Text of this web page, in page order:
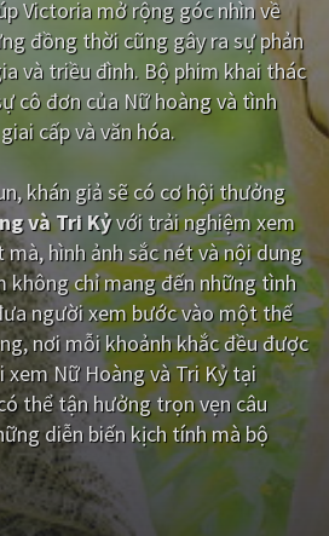
Gia đình
Lịch sử
Tiểu sử
DramaTV
Trung Quốc - Hồng Kông
Nhật Bản
Việt Nam
Victoria mở rộng góc nhìn về
đồng thời cũng gây ra sự phản
và triều đình. Bộ phim khai thác
cô đơn của Nữ hoàng và tình
cấp và văn hóa.
, khán giả sẽ có cơ hội thưởng
và Tri Kỷvới trải nghiệm xem
hình ảnh sắc nét và nội dung
không chỉ mang đến những tình
người xem bước vào một thế
nơi mỗi khoảnh khắc đều được
xem Nữ Hoàng và Tri Kỷ tại
thể tận hưởng trọn vẹn câu
diễn biến kịch tính mà bộ